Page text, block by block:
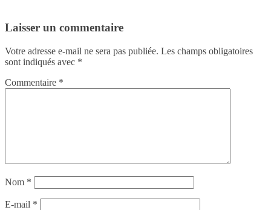
Laisser un commentaire
Votre adresse e-mail ne sera pas publiée. Les champs obligatoires
sont indiqués avec *
Commentaire *
Nom *
E-mail *